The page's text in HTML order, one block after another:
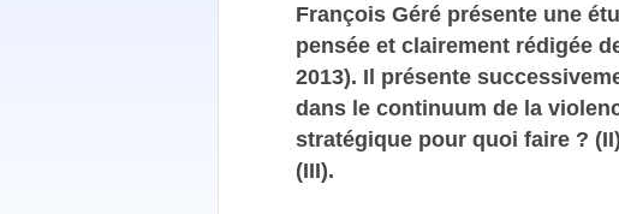
François Géré présente une
pensée et clairement rédigée
2013). Il présente
dans le continuum de la
stratégique pour quoi faire ?
(III).